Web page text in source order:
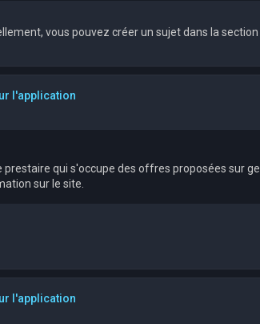
vous pouvez créer un sujet dans la section
l'application
prestaire qui s'occupe des offres proposées sur
sur le site.
l'application